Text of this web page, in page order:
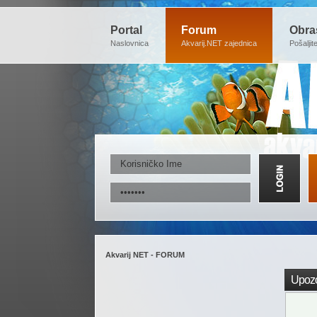
Portal
Naslovnica
Forum
Akvarij.NET zajednica
Akvarij NET - FORUM